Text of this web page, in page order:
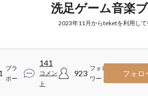
洗足ゲーム音楽
2023年11月からteketを利用し
ブラ
ボー
141
コメン
ト
923
フォロ
ワー
フォロ